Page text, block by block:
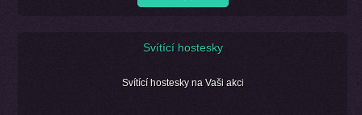
Svítící hostesky
Svítící hostesky na Vaši akci